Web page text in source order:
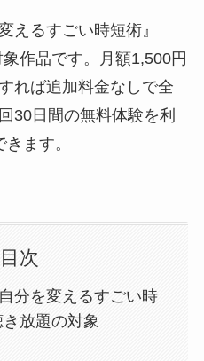
えるすごい時短術』
作品です。月額1,500円
れば追加料金なしで全
30日間の無料体験を利
ます。
目次
分を変えるすごい時
放題の対象